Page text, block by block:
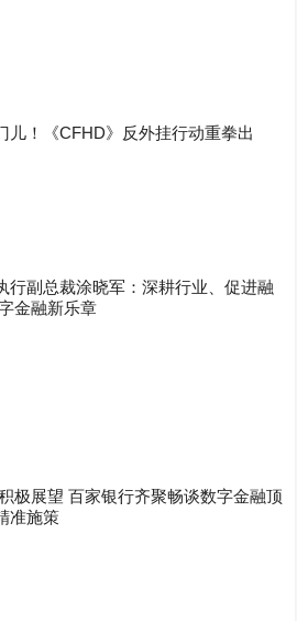
儿！《CFHD》反外挂行动重拳出
行副总裁涂晓军：深耕行业、促进融
金融新乐章
极展望 百家银行齐聚畅谈数字金融顶
准施策